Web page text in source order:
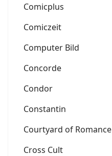
Comicplus
Comiczeit
Computer Bild
Concorde
Condor
Constantin
Courtyard of Romance
Cross Cult